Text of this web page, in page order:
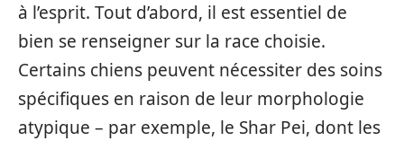
à l’esprit. Tout d’abord, il est essentiel de
bien se renseigner sur la race choisie.
Certains chiens peuvent nécessiter des soins
spécifiques en raison de leur morphologie
atypique – par exemple, le Shar Pei, dont les